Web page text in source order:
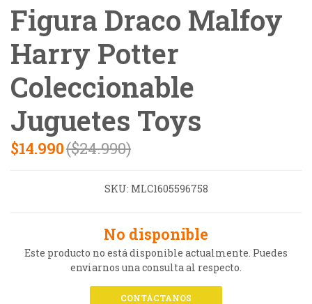
Figura Draco Malfoy
Harry Potter
Coleccionable
Juguetes Toys
$14.990($24.990)
SKU: MLC1605596758
No disponible
Este producto no está disponible actualmente. Puedes
enviarnos una consulta al respecto.
CONTÁCTANOS